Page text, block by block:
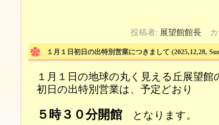
投稿者: 展望館館長 カ
１月１日初日の出特別営業につきまして (2025,12,28,
１月１日の地球の丸く見える丘展望館
初日の出特別営業は、予定どおり
５時３０分開館 となります。